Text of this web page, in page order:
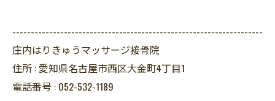
--------------------------------------------------------------------
庄内はりきゅうマッサージ接骨院
住所 : 愛知県名古屋市西区大金町4丁目1
電話番号 : 052-532-1189